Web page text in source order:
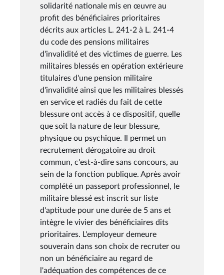
solidarité nationale mis en œuvre au
profit des bénéficiaires prioritaires
décrits aux articles L. 241-2 à L. 241-4
du code des pensions militaires
d'invalidité et des victimes de guerre. Les
militaires blessés en opération extérieure
titulaires d'une pension militaire
d'invalidité ainsi que les militaires blessés
en service et radiés du fait de cette
blessure ont accès à ce dispositif, quelle
que soit la nature de leur blessure,
physique ou psychique. Il permet un
recrutement dérogatoire au droit
commun, c'est-à-dire sans concours, au
sein de la fonction publique. Après avoir
complété un passeport professionnel, le
militaire blessé est inscrit sur liste
d'aptitude pour une durée de 5 ans et
intègre le vivier des bénéficiaires dits
prioritaires. L'employeur demeure
souverain dans son choix de recruter ou
non un bénéficiaire au regard de
l'adéquation des compétences de ce